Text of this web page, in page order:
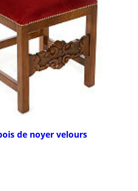
de noyer velours